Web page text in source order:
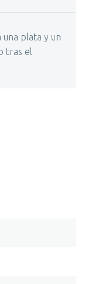
una plata y un
tras el